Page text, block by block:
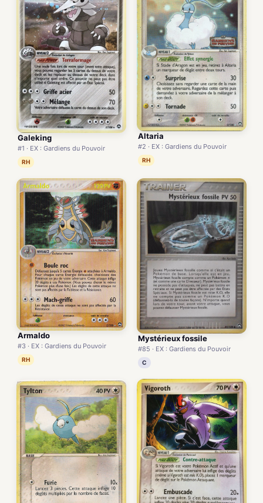
Galeking
#1 · EX : Gardiens du Pouvoir
RH
Altaria
#2 · EX : Gardiens du Pouvoir
RH
Armaldo
#3 · EX : Gardiens du Pouvoir
RH
Mystérieux fossile
#85 · EX : Gardiens du Pouvoir
C